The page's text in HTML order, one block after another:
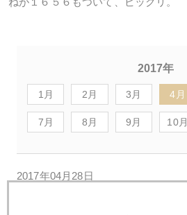
2017年
1月 2月 3月 4月
7月 8月 9月 10月
2017年04月28日